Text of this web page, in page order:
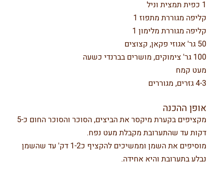
1 כפית תמצית וניל
קליפה מגוררת מתפוז 1
קליפה מגוררת מלימון 1
50 גר' אגוזי פקאן, קצוצים
100 גר' צימוקים, מושרים בברנדי כשעה
מעט קמח
4-3 גזרים, מגוררים
אופן ההכנה
מקציפים בקערת מיקסר את הביצים, הסוכר והסוכר החום כ-5
דקות עד שהתערובת מקבלת מעט נפח.
מוסיפים את השמן וממשיכים להקציף כ1-2 דק' עד שהשמן
נבלע בתערובת והיא אחידה.